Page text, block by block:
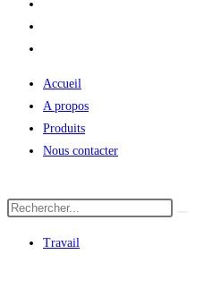
Accueil
A propos
Produits
Nous contacter
Travail